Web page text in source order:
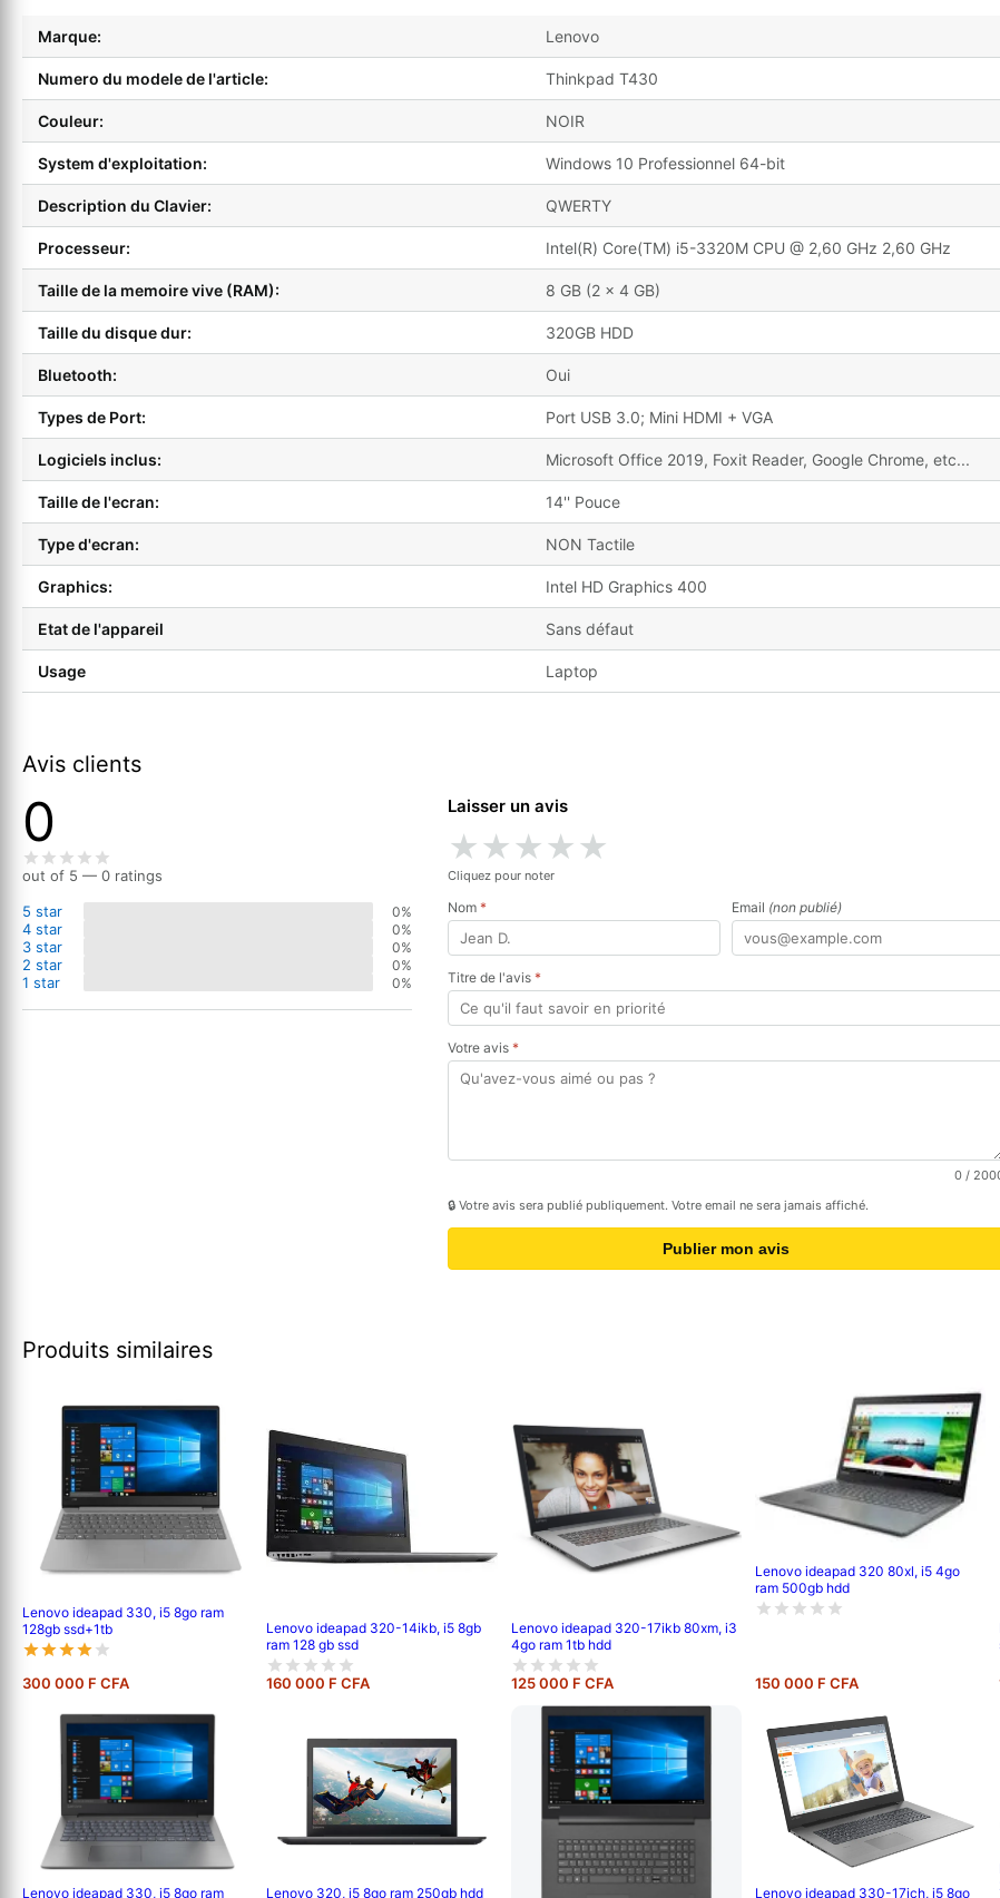
Marque: Lenovo
Numero du modele de l'article: Thinkpad T430
Couleur: NOIR
System d'exploitation: Windows 10 Professionnel 64-bit
Description du Clavier: QWERTY
Processeur: Intel(R) Core(TM) i5-3320M CPU @ 2,60 GHz 2,60 GHz
Taille de la memoire vive (RAM): 8 GB (2 x 4 GB)
Taille du disque dur: 320GB HDD
Bluetooth: Oui
Types de Port: Port USB 3.0; Mini HDMI + VGA
Logiciels inclus: Microsoft Office 2019, Foxit Reader, Google Chrome, etc...
Taille de l'ecran: 14'' Pouce
Type d'ecran: NON Tactile
Graphics: Intel HD Graphics 400
Etat de l'appareil Sans défaut
Usage Laptop
Avis clients
0
out of 5 — 0 ratings
5 star
0%
4 star 0%
3 star 0%
2 star 0%
1 star 0%
Laisser un avis
★★★★★
Cliquez pour noter
Nom * Email (non publié)
Titre de l'avis *
Votre avis *
0 /
🔒 Votre avis sera publié publiquement. Votre email ne sera jamais affiché.
Publier mon avis
Produits similaires
Lenovo ideapad 330, i5 8go ram
128gb ssd+1tb
300 000 F CFA
Lenovo ideapad 320-14ikb, i5 8gb
ram 128 gb ssd
160 000 F CFA
Lenovo ideapad 320-17ikb 80xm, i3
4go ram 1tb hdd
125 000 F CFA
Lenovo ideapad 320 80xl, i5 4go
ram 500gb hdd
150 000 F CFA
Lenovo ideapad 330, i5 8go ram Lenovo 320, i5 8go ram 250gb hdd Lenovo ideapad 330-17ich, i5 8go